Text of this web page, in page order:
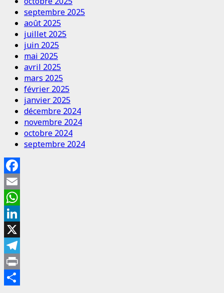
septembre 2025
août 2025
juillet 2025
juin 2025
mai 2025
avril 2025
mars 2025
février 2025
janvier 2025
décembre 2024
novembre 2024
octobre 2024
septembre 2024
Facebook
Email
WhatsApp
LinkedIn
X
Telegram
Print